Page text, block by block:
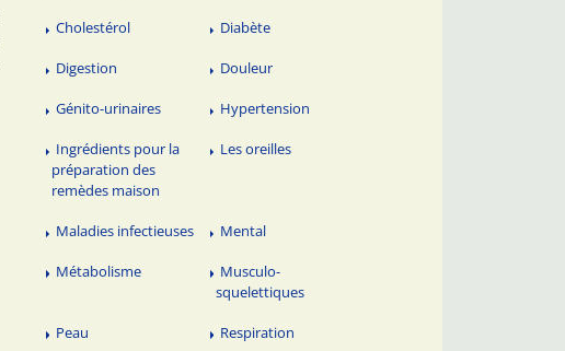
Cholestérol Diabète
Digestion Douleur
Génito-urinaires Hypertension
Ingrédients pour la
préparation des
remèdes maison
Les oreilles
Maladies infectieuses Mental
Métabolisme
Musculo-
squelettiques
Peau Respiration